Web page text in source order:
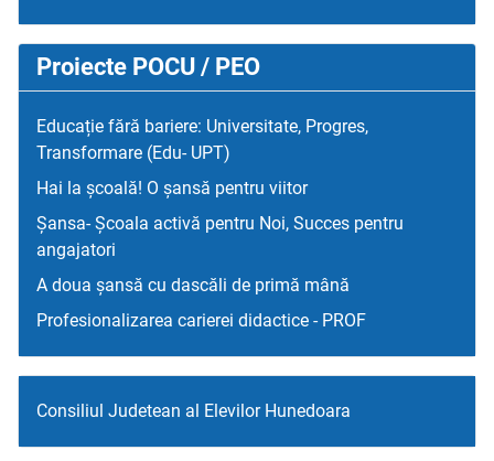
Proiecte POCU / PEO
Educație fără bariere: Universitate, Progres,
Transformare (Edu- UPT)
Hai la școală! O șansă pentru viitor
Șansa- Școala activă pentru Noi, Succes pentru
angajatori
A doua șansă cu dascăli de primă mână
Profesionalizarea carierei didactice - PROF
Consiliul Judetean al Elevilor Hunedoara